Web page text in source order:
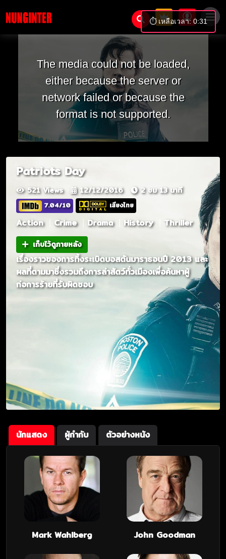
The media could not be loaded,
either because the server or
network failed or because the
format is not supported.
Patriots Day
521 Views 12/12/2016 2 ชม 13 นาที
7.04/10 เสียงไทย
Action Crime Drama History Thriller
เก็บไว้ดูภายหลัง
เรื่องราวของการทิ้งระเบิดบอสตันมาราธอนปี 2013 และ
ผลที่ตามมาซึ่งรวมถึงการล่าสัตว์ทั่วเมืองเพื่อค้นหาผู้
ก่อการร้ายที่รับผิดชอบ
นักแสดง ผู้กำกับ ตัวอย่างหนัง
Mark Wahlberg John Goodman
⏱️ เหลือเวลา: 0:31